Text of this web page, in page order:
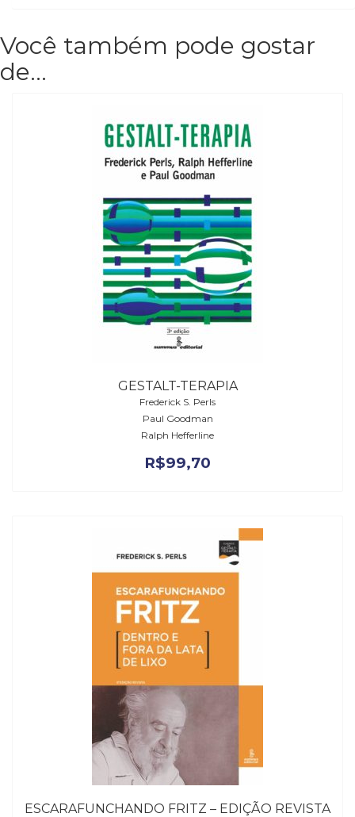
Temas
(30)
Treinamento
Você também pode gostar
de…
GESTALT-TERAPIA
Frederick S. Perls
Paul Goodman
Ralph Hefferline
R$99,70
ESCARAFUNCHANDO FRITZ – EDIÇÃO REVISTA